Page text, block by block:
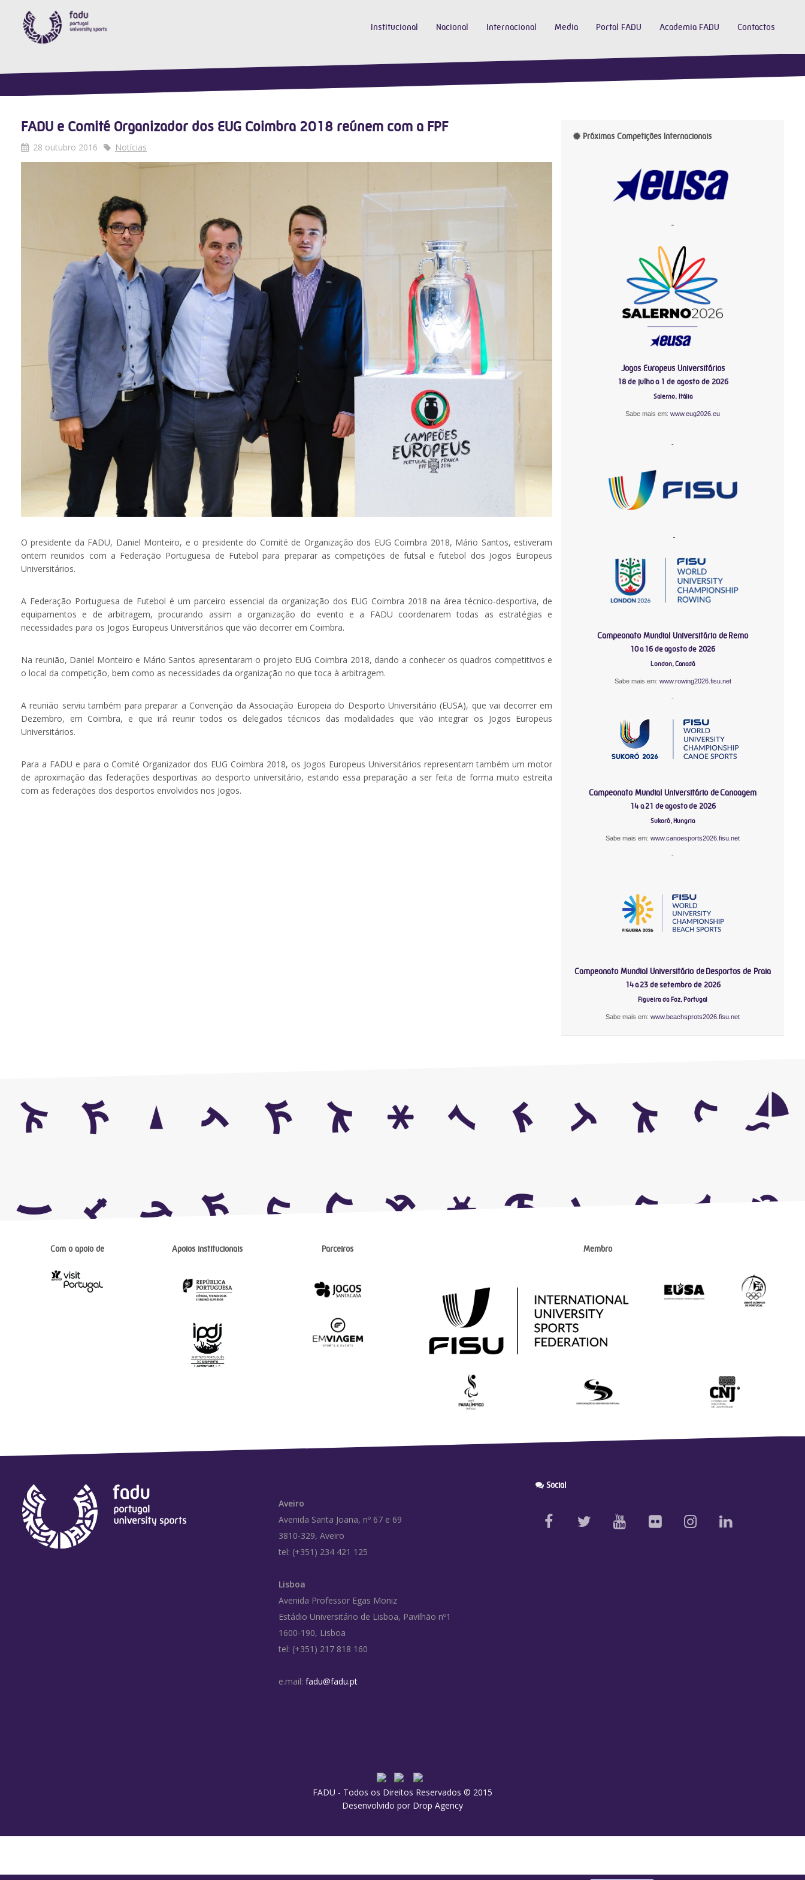
Institucional Nacional Internacional Media Portal FADU Academia FADU Contactos
FADU e Comité Organizador dos EUG Coimbra 2018 reúnem com a FPF
28 outubro 2016 Notícias
O presidente da FADU, Daniel Monteiro, e o presidente do Comité de Organização dos EUG Coimbra 2018, Mário Santos, estiveram
ontem reunidos com a Federação Portuguesa de Futebol para preparar as competições de futsal e futebol dos Jogos Europeus
Universitários.
A Federação Portuguesa de Futebol é um parceiro essencial da organização dos EUG Coimbra 2018 na área técnico-desportiva, de
equipamentos e de arbitragem, procurando assim a organização do evento e a FADU coordenarem todas as estratégias e
necessidades para os Jogos Europeus Universitários que vão decorrer em Coimbra.
Na reunião, Daniel Monteiro e Mário Santos apresentaram o projeto EUG Coimbra 2018, dando a conhecer os quadros competitivos e
o local da competição, bem como as necessidades da organização no que toca à arbitragem.
A reunião serviu também para preparar a Convenção da Associação Europeia do Desporto Universitário (EUSA), que vai decorrer em
Dezembro, em Coimbra, e que irá reunir todos os delegados técnicos das modalidades que vão integrar os Jogos Europeus
Universitários.
Para a FADU e para o Comité Organizador dos EUG Coimbra 2018, os Jogos Europeus Universitários representam também um motor
de aproximação das federações desportivas ao desporto universitário, estando essa preparação a ser feita de forma muito estreita
com as federações dos desportos envolvidos nos Jogos.
Próximas Competições Internacionais
-
Jogos Europeus Universitários
18 de julho a 1 de agosto de 2026
Salerno, Itália
Sabe mais em:www.eug2026.eu
-
-
Campeonato Mundial Universitário de Remo
10 a 16 de agosto de 2026
London, Canadá
Sabe mais em: www.rowing2026.fisu.net
-
Campeonato Mundial Universitário de Canoagem
14 a 21 de agosto de 2026
Sukoró, Hungria
Sabe mais em:www.canoesports2026.fisu.net
-
Campeonato Mundial Universitário de Desportos de Praia
14 a 23 de setembro de 2026
Figueira da Foz, Portugal
Sabe mais em:www.beachsprots2026.fisu.net
Com o apoio de Apoios institucionais Parceiros Membro
Aveiro
Avenida Santa Joana, nº 67 e 69
3810-329, Aveiro
tel: (+351) 234 421 125
Lisboa
Avenida Professor Egas Moniz
Estádio Universitário de Lisboa, Pavilhão nº1
1600-190, Lisboa
tel: (+351) 217 818 160
e.mail: fadu@fadu.pt
Social
FADU - Todos os Direitos Reservados © 2015
Desenvolvido por Drop Agency